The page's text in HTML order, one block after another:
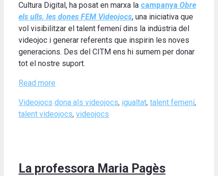
Cultura Digital, ha posat en marxa la campanya Obre
els ulls, les dones FEM Videojocs, una iniciativa que
vol visibilitzar el talent femení dins la indústria del
videojoc i generar referents que inspirin les noves
generacions. Des del CITM ens hi sumem per donar
tot el nostre suport.
Read more
Categories
Videojocs Tags
dona als videojocs, igualtat, talent femení,
talent videojocs, videojocs
La professora Maria Pagès